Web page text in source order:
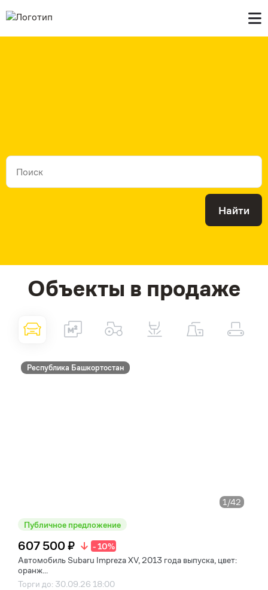
Найти
Объекты в продаже
Республика Башкортостан
1/42
Публичное предложение
607 500 ₽
- 10%
Автомобиль Subaru Impreza XV, 2013 года выпуска, цвет:
оранж...
Торги до: 30.09.26 18:00